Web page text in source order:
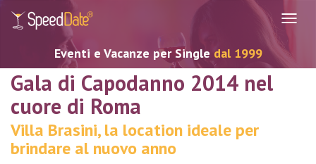
Eventi e Vacanze per Single dal 1999
Gala di Capodanno 2014 nel
cuore di Roma
Villa Brasini, la location ideale per
brindare al nuovo anno